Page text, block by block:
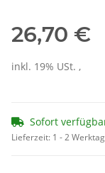
26,70 €
inkl. 19% USt. ,
Sofort
Lieferzeit: 1 - 2